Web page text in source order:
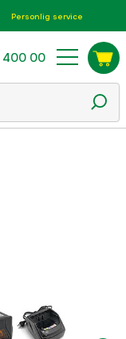
Personlig service
400 00